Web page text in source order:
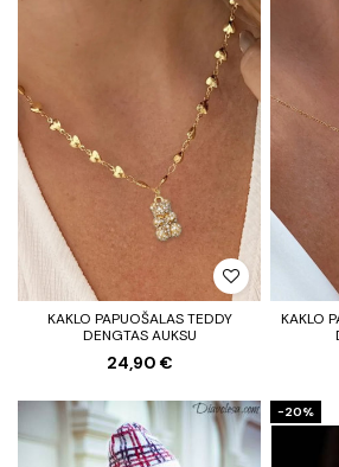
KAKLO PAPUOŠALAS TEDDY
DENGTAS AUKSU
24,90 €
KAKLO
−20%